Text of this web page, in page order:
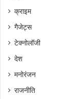
क्राइम
गैजेट्स
टेक्नोलॉजी
देश
मनोरंजन
राजनीति